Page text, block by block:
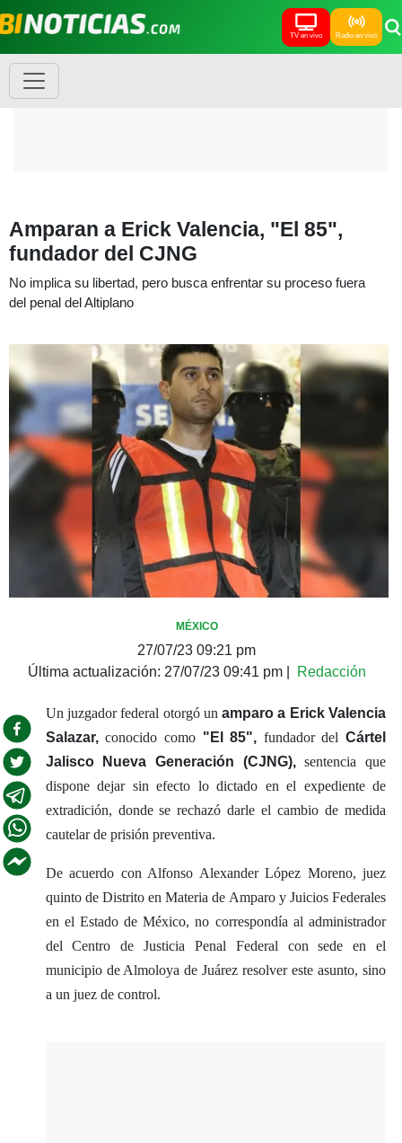
TV en vivo Radio en vivo
Amparan a Erick Valencia, "El 85",
fundador del CJNG
No implica su libertad, pero busca enfrentar su proceso fuera
del penal del Altiplano
MÉXICO
27/07/23 09:21 pm
Última actualización: 27/07/23 09:41 pm| Redacción
Un juzgador federal otorgó unamparo a Erick Valencia
Salazar,conocido como "El 85", fundador del Cártel
Jalisco Nueva Generación (CJNG),sentencia que
dispone dejar sin efecto lo dictado en el expediente de
extradición, donde se rechazó darle el cambio de medida
cautelar de prisión preventiva.
De acuerdo con Alfonso Alexander López Moreno, juez
quinto de Distrito en Materia de Amparo y Juicios Federales
en el Estado de México, no correspondía al administrador
del Centro de Justicia Penal Federal con sede en el
municipio de Almoloya de Juárez resolver este asunto, sino
a un juez de control.